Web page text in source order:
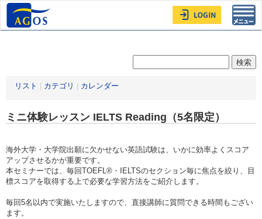
リスト カテゴリ カレンダー
ミニ体験レッスン IELTS Reading（5名限定）
海外大学・大学院出願に欠かせない英語試験は、いかに効率よくスコア
アップさせるかが重要です。
本セミナーでは、毎回TOEFL®・IELTSのセクション毎に焦点を絞り、目
標スコアを取得する上で必要な学習方法をご紹介します。
毎回5名以内で実施いたしますので、直接講師に質問できる時間もござい
ます。